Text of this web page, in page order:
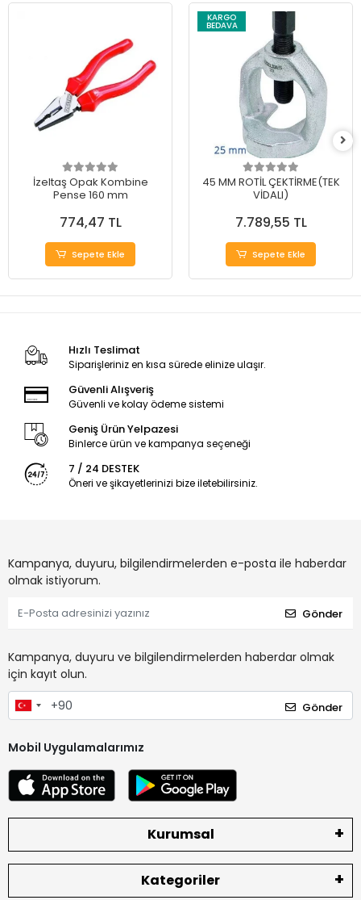
İzeltaş Opak Kombine
Pense 160 mm
774,47 TL
Sepete Ekle
KARGO
BEDAVA
45 MM ROTİL ÇEKTİRME(TEK
VİDALI)
7.789,55 TL
Sepete Ekle
Hızlı Teslimat
Siparişleriniz en kısa sürede elinize ulaşır.
Güvenli Alışveriş
Güvenli ve kolay ödeme sistemi
Geniş Ürün Yelpazesi
Binlerce ürün ve kampanya seçeneği
7 / 24 DESTEK
Öneri ve şikayetlerinizi bize iletebilirsiniz.
Kampanya, duyuru, bilgilendirmelerden e-posta ile haberdar
olmak istiyorum.
Gönder
Kampanya, duyuru ve bilgilendirmelerden haberdar olmak
için kayıt olun.
Gönder
Mobil Uygulamalarımız
Kurumsal
Kategoriler